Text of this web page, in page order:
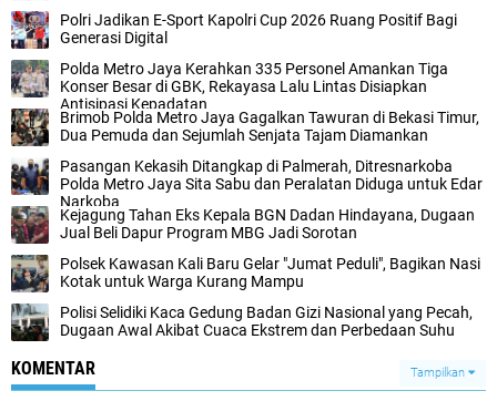
Polri Jadikan E-Sport Kapolri Cup 2026 Ruang Positif Bagi
Generasi Digital
Polda Metro Jaya Kerahkan 335 Personel Amankan Tiga
Konser Besar di GBK, Rekayasa Lalu Lintas Disiapkan
Antisipasi Kepadatan
‎Brimob Polda Metro Jaya Gagalkan Tawuran di Bekasi Timur,
Dua Pemuda dan Sejumlah Senjata Tajam Diamankan
‎Pasangan Kekasih Ditangkap di Palmerah, Ditresnarkoba
Polda Metro Jaya Sita Sabu dan Peralatan Diduga untuk Edar
Narkoba‎
‎Kejagung Tahan Eks Kepala BGN Dadan Hindayana, Dugaan
Jual Beli Dapur Program MBG Jadi Sorotan‎
‎Polsek Kawasan Kali Baru Gelar "Jumat Peduli", Bagikan Nasi
Kotak untuk Warga Kurang Mampu
‎Polisi Selidiki Kaca Gedung Badan Gizi Nasional yang Pecah,
Dugaan Awal Akibat Cuaca Ekstrem dan Perbedaan Suhu
KOMENTAR Tampilkan